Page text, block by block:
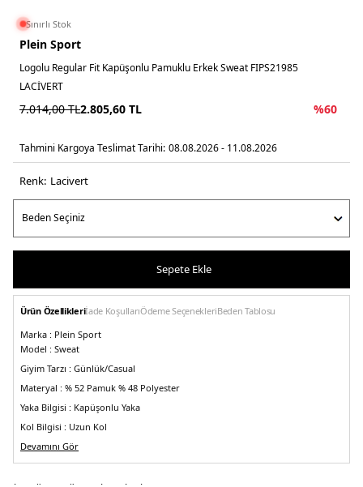
Sınırlı Stok
Plein Sport
Logolu Regular Fit Kapüşonlu Pamuklu Erkek Sweat FIPS21985
LACİVERT
7.014,00TL2.805,60 TL %60
Tahmini Kargoya Teslimat Tarihi: 08.08.2026 - 11.08.2026
Renk: laci̇vert
Sepete Ekle
Ürün Özellikleriİade KoşullarıÖdeme SeçenekleriBeden Tablosu
Marka : Plein Sport
Model : Sweat
Giyim Tarzı : Günlük/Casual
Materyal : % 52 Pamuk % 48 Polyester
Yaka Bilgisi : Kapüşonlu Yaka
Kol Bilgisi : Uzun Kol
Kalıp Bilgisi :Regular Fit
Manken Ölçüsü :Kilo : 79 kg / Boy : 1.89 cm / Göğüs : 101 cm / Bel : 83 cm /
Devamını Gör